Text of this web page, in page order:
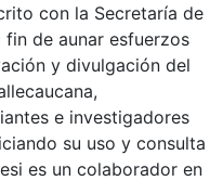
con la Secretaría de
de aunar esfuerzos
y divulgación del
e investigadores
su uso y consulta
es un colaborador en